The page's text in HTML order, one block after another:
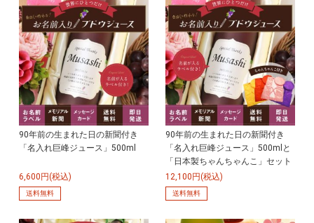
90年前の生まれた日の新聞付き
「名入れ巨峰ジュース」500ml
6,600円(税込)
送料無料
90年前の生まれた日の新聞付き
「名入れ巨峰ジュース」500mlと
「日本製ちゃんちゃんこ」セット
12,100円(税込)
送料無料